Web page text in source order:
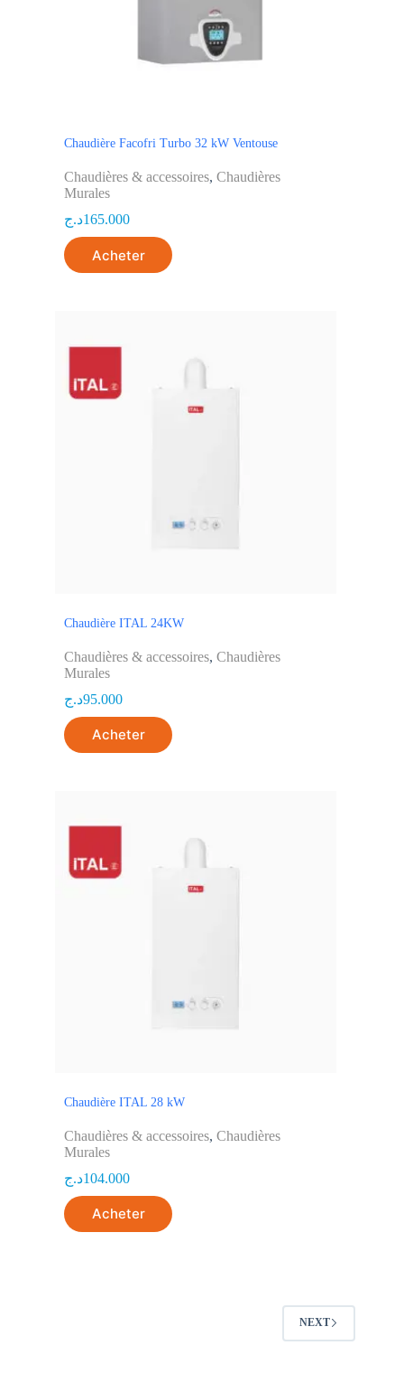
Chaudière Facofri Turbo 32 kW Ventouse
Chaudières & accessoires, Chaudières
Murales
165.000د.ج
Acheter
Chaudière ITAL 24KW
Chaudières & accessoires, Chaudières
Murales
95.000د.ج
Acheter
Chaudière ITAL 28 kW
Chaudières & accessoires, Chaudières
Murales
104.000د.ج
Acheter
NEXT